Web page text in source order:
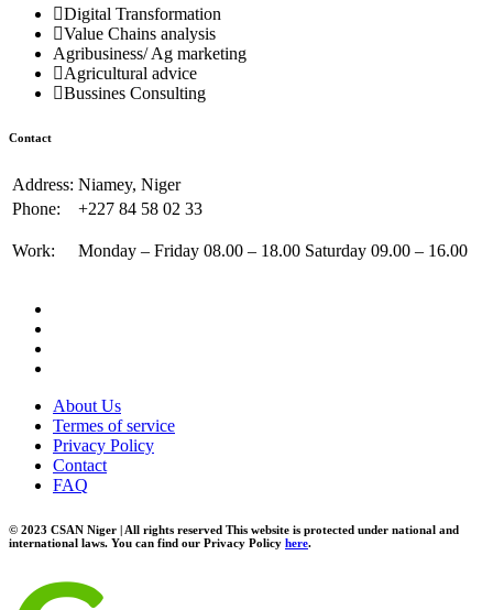
Digital Transformation
Value Chains analysis
Agribusiness/ Ag marketing
Agricultural advice
Bussines Consulting
Contact
Address: Niamey, Niger
Phone:
+227 84 58 02 33
Work: Monday – Friday 08.00 – 18.00 Saturday 09.00 – 16.00
About Us
Termes of service
Privacy Policy
Contact
FAQ
© 2023 CSAN Niger | All rights reserved This website is protected under national and
international laws. You can find our Privacy Policy here.